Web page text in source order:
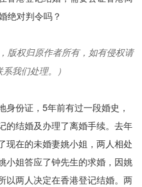
版权归原作者所有，如有侵权请
系我们处理。）
身份证，5年前有过一段婚史，
的结婚及办理了离婚手续。去年
现在的未婚妻姚小姐，两人相处
小姐答应了钟先生的求婚，因姚
以两人决定在香港登记结婚。两